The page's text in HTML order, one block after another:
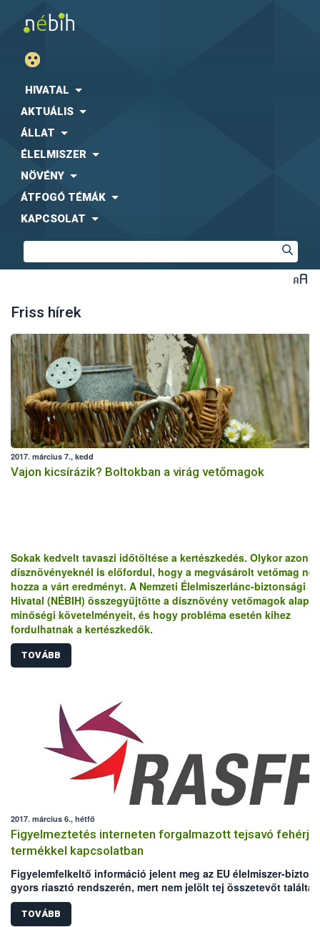
HIVATAL
AKTUÁLIS
ÁLLAT
ÉLELMISZER
NÖVÉNY
ÁTFOGÓ TÉMÁK
KAPCSOLAT
Friss hírek
2017. március 7., kedd
Vajon kicsírázik? Boltokban a virág vetőmagok
Sokak kedvelt tavaszi időtöltése a kertészkedés. Olykor
dísznövényeknél is előfordul, hogy a megvásárolt vetőmag
hozza a várt eredményt. A Nemzeti Élelmiszerlánc-biztonsági
Hivatal (NÉBIH) összegyűjtötte a dísznövény vetőmagok
minőségi követelményeit, és hogy probléma esetén kihez
fordulhatnak a kertészkedők.
TOVÁBB
2017. március 6., hétfő
Figyelmeztetés interneten forgalmazott tejsavó fehérje
termékkel kapcsolatban
Figyelemfelkeltő információ jelent meg az EU élelmiszer-
gyors riasztó rendszerén, mert nem jelölt tej összetevőt találtak
egy fehérje termékben.
TOVÁBB